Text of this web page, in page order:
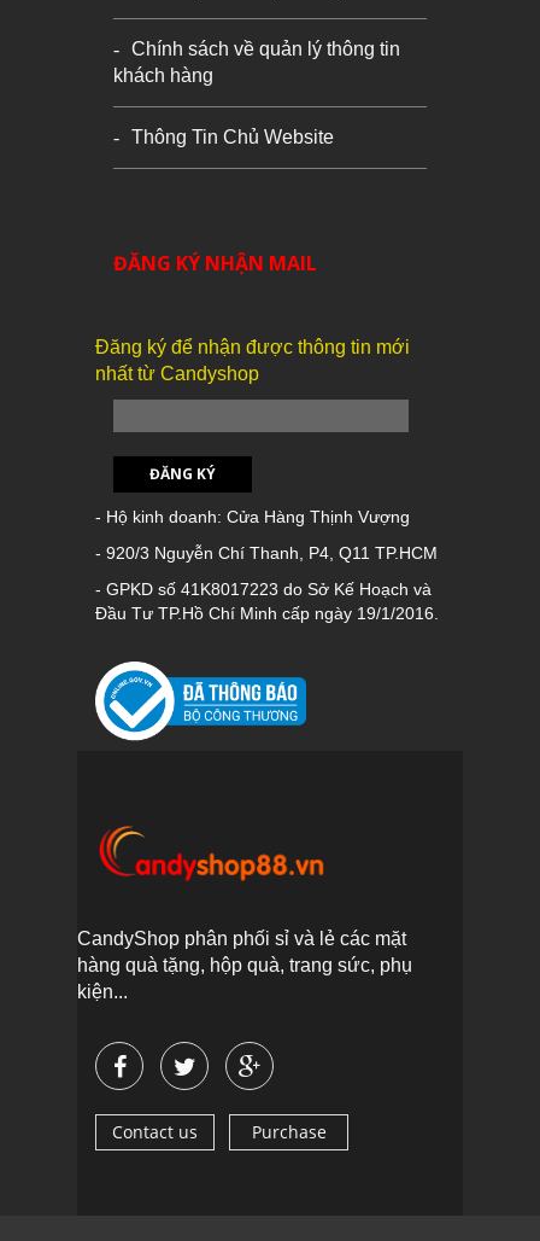
Chính sách về quản lý thông tin
khách hàng
Thông Tin Chủ Website
ĐĂNG KÝ NHẬN MAIL
Đăng ký để nhận được thông tin mới
nhất từ Candyshop
ĐĂNG KÝ
- Hộ kinh doanh: Cửa Hàng Thịnh Vượng
- 920/3 Nguyễn Chí Thanh, P4, Q11 TP.HCM
- GPKD số 41K8017223 do Sở Kế Hoạch và
Đầu Tư TP.Hồ Chí Minh cấp ngày 19/1/2016.
CandyShop phân phối sỉ và lẻ các mặt
hàng quà tặng, hộp quà, trang sức, phụ
kiện...
Contact us Purchase